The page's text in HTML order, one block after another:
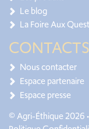
Le blog
La Foire Aux
CONTACTS
Nous contacter
Espace partenaire
Espace presse
© Agri-Éthique 2026 •